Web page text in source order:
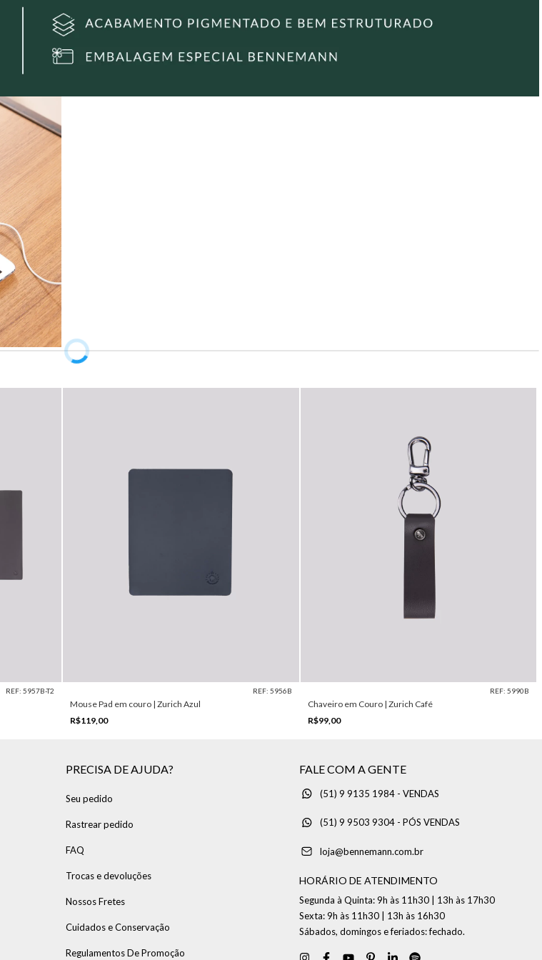
REF: 5957B-T2 REF: 5956B
Mouse Pad em couro | Zurich Azul
R$119,00
REF: 5990B
Chaveiro em Couro | Zurich Café
R$99,00
PRECISA DE AJUDA?
Seu pedido
Rastrear pedido
FAQ
Trocas e devoluções
Nossos Fretes
Cuidados e Conservação
Regulamentos De Promoção
FALE COM A GENTE
(51) 9 9135 1984 - VENDAS
(51) 9 9503 9304 - PÓS VENDAS
loja@bennemann.com.br
HORÁRIO DE ATENDIMENTO
Segunda à Quinta: 9h às 11h30 | 13h às 17h30
Sexta: 9h às 11h30 | 13h às 16h30
Sábados, domingos e feriados: fechado.